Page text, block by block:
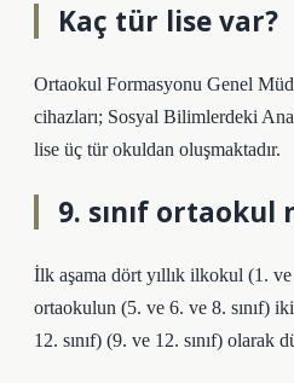
Kaç tür lise var?
Ortaokul Formasyonu Genel
cihazları; Sosyal Bilimlerdeki
lise üç tür okuldan oluşmaktadır.
9. sınıf ortaokul
İlk aşama dört yıllık ilkokul (1. ve
ortaokulun (5. ve 6. ve 8. sınıf)
12. sınıf) (9. ve 12. sınıf) olarak